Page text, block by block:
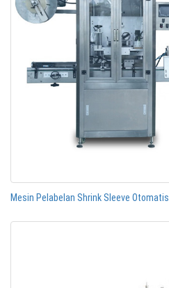
Mesin Pelabelan Shrink Sleeve Otomatis